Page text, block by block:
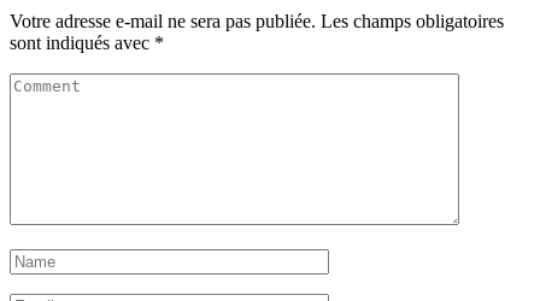
Votre adresse e-mail ne sera pas publiée. Les champs obligatoires
sont indiqués avec *